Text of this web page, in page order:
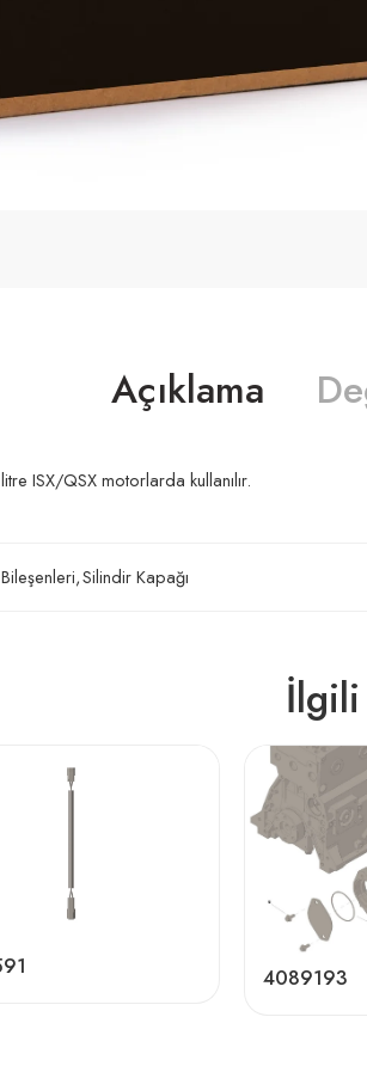
Açıklama
ISX/QSX motorlarda kullanılır.
,Silindir Kapağı
4089193